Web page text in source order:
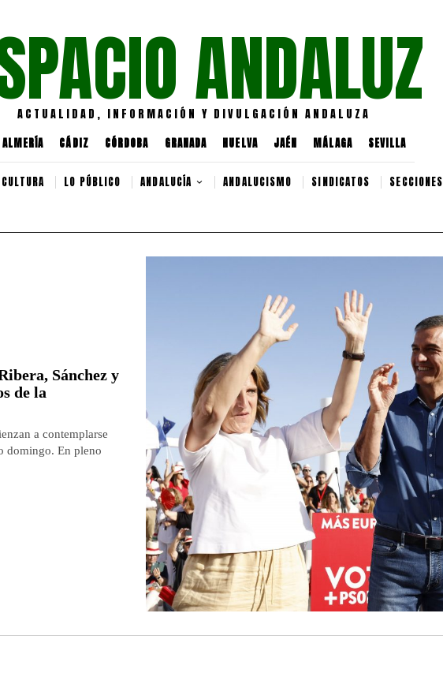
ANDALUZ
ACTUALIDAD, INFORMACIÓN Y DIVULGACIÓN ANDALUZA
ALMERÍA CÁDIZ CÓRDOBA GRANADA HUELVA JAÉN MÁLAGA SEVILLA
CULTURA LO PÚBLICO ANDALUCÍA ANDALUCISMO SINDICATOS SECCIONES
Sánchez y
de la
a contemplarse
domingo. En pleno